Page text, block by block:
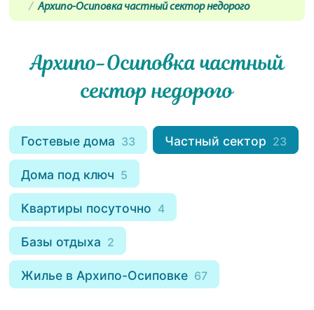
Архипо-Осиповка частный сектор недорого
Архипо-Осиповка частный
сектор недорого
Гостевые дома 33 Частный сектор 23
Дома под ключ 5
Квартиры посуточно 4
Базы отдыха 2
Жилье в Архипо-Осиповке 67